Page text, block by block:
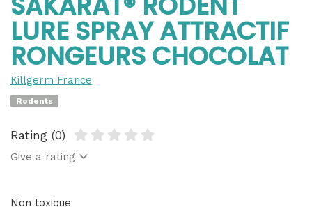
LURE SPRAY ATTRACTIF
RONGEURS CHOCOLAT
Killgerm France
Rodents
Rating (0)
Give a rating
Non toxique